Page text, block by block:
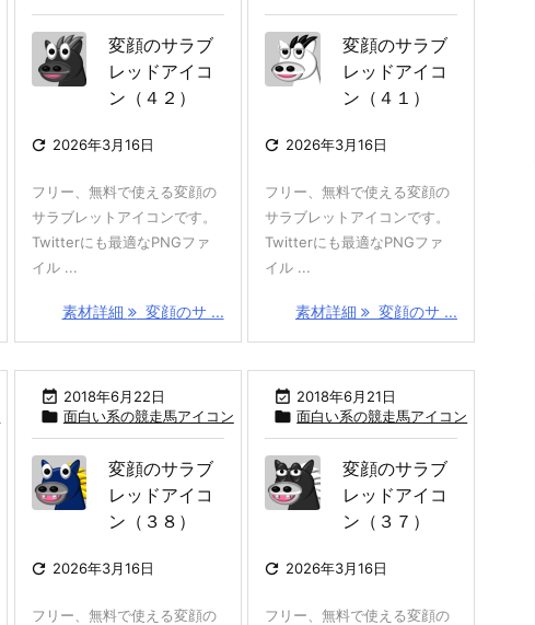
変顔のサラブ
レッドアイコ
ン（４２）
 2026年3月16日
フリー、無料で使える変顔の
サラブレットアイコンです。
Twitterにも最適なPNGファ
イル ...
素材詳細 変顔のサ ...
変顔のサラブ
レッドアイコ
ン（４１）
 2026年3月16日
フリー、無料で使える変顔の
サラブレットアイコンです。
Twitterにも最適なPNGファ
イル ...
素材詳細 変顔のサ ...
 2018年6月22日
 面白い系の競走馬アイコン
変顔のサラブ
レッドアイコ
ン（３８）
 2026年3月16日
フリー、無料で使える変顔の
 2018年6月21日
 面白い系の競走馬アイコン
変顔のサラブ
レッドアイコ
ン（３７）
 2026年3月16日
フリー、無料で使える変顔の